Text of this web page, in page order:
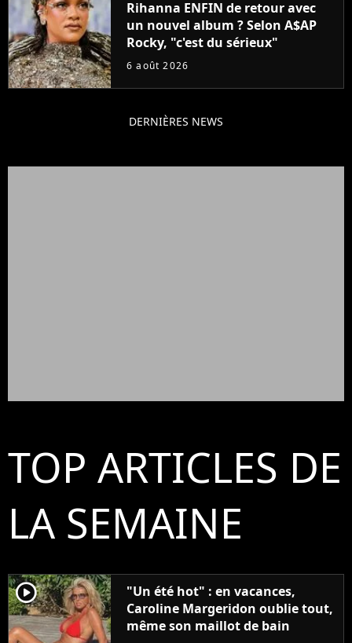
Rihanna ENFIN de retour avec
un nouvel album ? Selon A$AP
Rocky, "c'est du sérieux"
6 août 2026
DERNIÈRES NEWS
TOP ARTICLES DE
LA SEMAINE
player2
"Un été hot" : en vacances,
Caroline Margeridon oublie tout,
même son maillot de bain